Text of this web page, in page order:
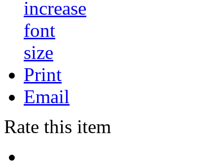
Print
Email
Rate this item